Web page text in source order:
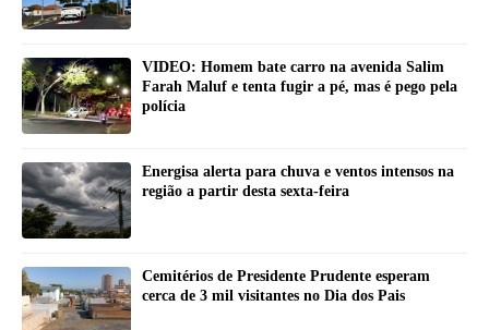
VIDEO: Homem bate carro na avenida Salim
Farah Maluf e tenta fugir a pé, mas é pego pela
polícia
Energisa alerta para chuva e ventos intensos na
região a partir desta sexta-feira
Cemitérios de Presidente Prudente esperam
cerca de 3 mil visitantes no Dia dos Pais